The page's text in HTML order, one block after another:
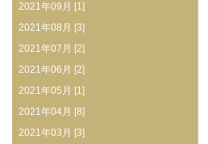
2021年09月 [1]
2021年08月 [3]
2021年07月 [2]
2021年06月 [2]
2021年05月 [1]
2021年04月 [8]
2021年03月 [3]